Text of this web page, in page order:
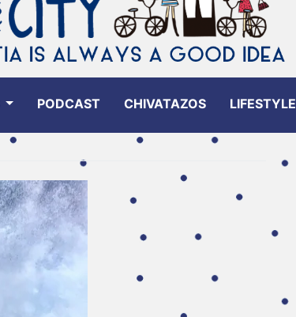
PODCAST CHIVATAZOS LIFESTYLE